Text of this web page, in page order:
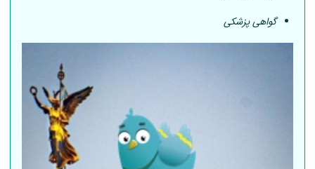
گواهی پزشکی